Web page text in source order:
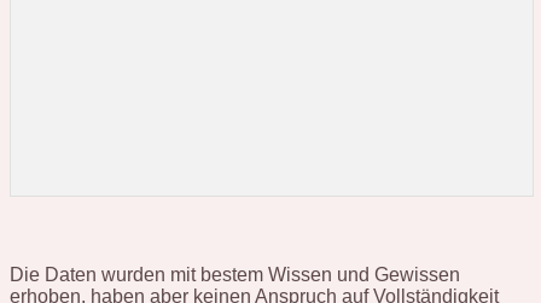
Die Daten wurden mit bestem Wissen und Gewissen
erhoben, haben aber keinen Anspruch auf Vollständigkeit